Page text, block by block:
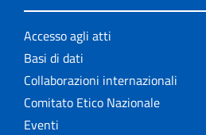
Accesso agli atti
Basi di dati
Collaborazioni internazionali
Comitato Etico Nazionale
Eventi